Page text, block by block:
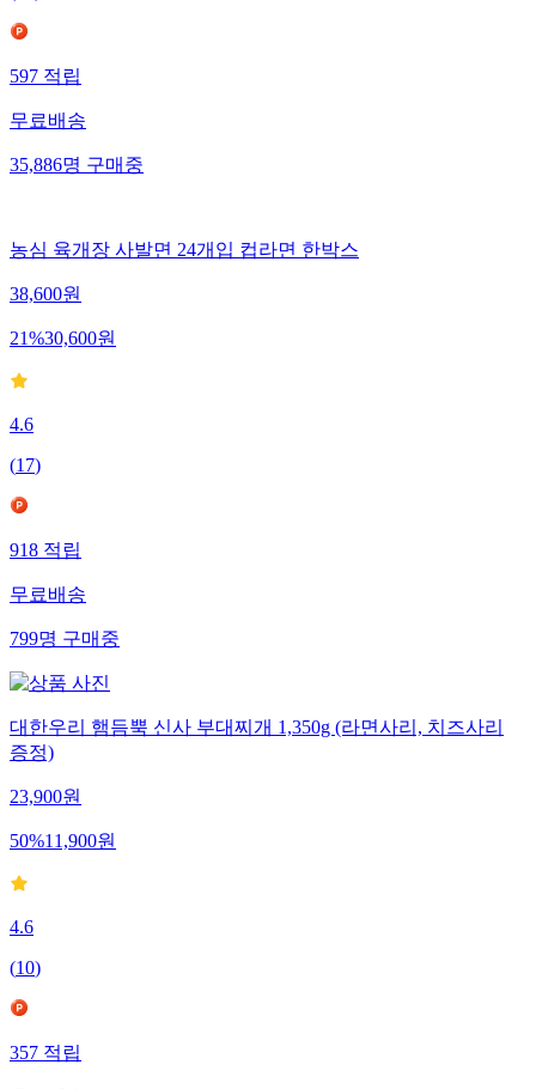
597 적립
무료배송
35,886명 구매중
농심 육개장 사발면 24개입 컵라면 한박스
38,600원
21%30,600원
4.6
(17)
918적립
무료배송
799명구매중
대한우리 햄듬뿍 신사 부대찌개 1,350g (라면사리, 치즈사리
증정)
23,900원
50%11,900원
4.6
(10)
357적립